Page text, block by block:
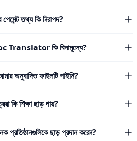
তথ্য কি নিরাপদ?
Translator কি বিনামূল্যে?
অনুবাদিত ফাইলটি পাইনি?
কি শিক্ষা ছাড় পায়?
প্রতিষ্ঠানগুলিকে ছাড় প্রদান করেন?